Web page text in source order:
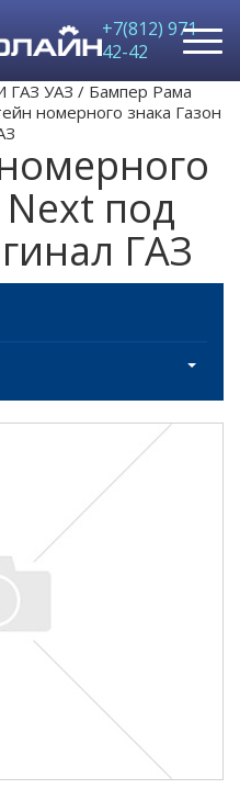
+7(812) 971-
42-42
ГАЗ УАЗ / Бампер Рама
номерного знака Газон
под
ГАЗ